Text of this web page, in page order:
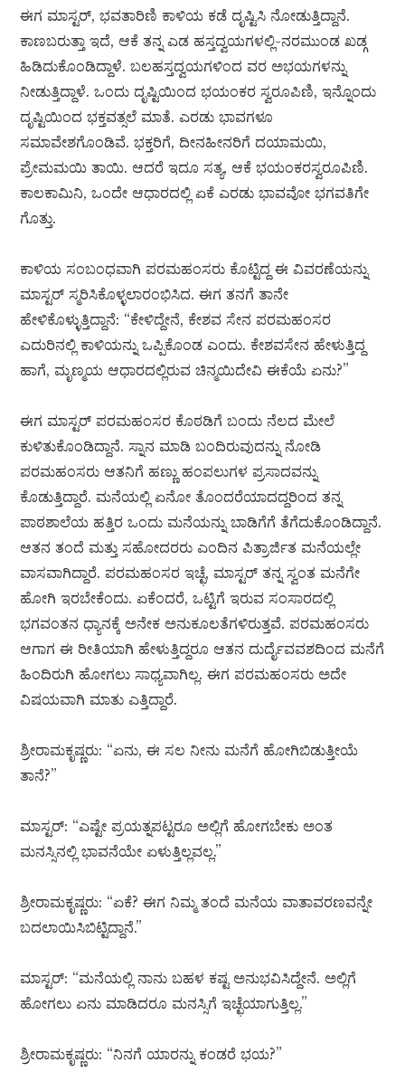
ಈಗ ಮಾಸ್ಟರ್, ಭವತಾರಿಣಿ ಕಾಳಿಯ ಕಡೆ ದೃಷ್ಟಿಸಿ ನೋಡುತ್ತಿದ್ದಾನೆ.
ಕಾಣಬರುತ್ತಾ ಇದೆ, ಆಕೆ ತನ್ನ ಎಡ ಹಸ್ತದ್ವಯಗಳಲ್ಲಿ-ನರಮುಂಡ ಖಡ್ಗ
ಹಿಡಿದುಕೊಂಡಿದ್ದಾಳೆ. ಬಲಹಸ್ತದ್ವಯಗಳಿಂದ ವರ ಅಭಯಗಳನ್ನು
ನೀಡುತ್ತಿದ್ದಾಳೆ. ಒಂದು ದೃಷ್ಟಿಯಿಂದ ಭಯಂಕರ ಸ್ವರೂಪಿಣಿ, ಇನ್ನೊಂದು
ದೃಷ್ಟಿಯಿಂದ ಭಕ್ತವತ್ಸಲೆ ಮಾತೆ. ಎರಡು ಭಾವಗಳೂ
ಸಮಾವೇಶಗೊಂಡಿವೆ. ಭಕ್ತರಿಗೆ, ದೀನಹೀನರಿಗೆ ದಯಾಮಯಿ,
ಪ್ರೇಮಮಯಿ ತಾಯಿ. ಆದರೆ ಇದೂ ಸತ್ಯ, ಆಕೆ ಭಯಂಕರಸ್ವರೂಪಿಣಿ.
ಕಾಲಕಾಮಿನಿ, ಒಂದೇ ಆಧಾರದಲ್ಲಿ ಏಕೆ ಎರಡು ಭಾವವೋ ಭಗವತಿಗೇ
ಗೊತ್ತು.
ಕಾಳಿಯ ಸಂಬಂಧವಾಗಿ ಪರಮಹಂಸರು ಕೊಟ್ಟಿದ್ದ ಈ ವಿವರಣೆಯನ್ನು
ಮಾಸ್ಟರ್ ಸ್ಮರಿಸಿಕೊಳ್ಳಲಾರಂಭಿಸಿದ. ಈಗ ತನಗೆ ತಾನೇ
ಹೇಳಿಕೊಳ್ಳುತ್ತಿದ್ದಾನೆ: “ಕೇಳಿದ್ದೇನೆ, ಕೇಶವ ಸೇನ ಪರಮಹಂಸರ
ಎದುರಿನಲ್ಲಿ ಕಾಳಿಯನ್ನು ಒಪ್ಪಿಕೊಂಡ ಎಂದು. ಕೇಶವಸೇನ ಹೇಳುತ್ತಿದ್ದ
ಹಾಗೆ, ಮೃಣ್ಮಯ ಆಧಾರದಲ್ಲಿರುವ ಚಿನ್ಮಯಿದೇವಿ ಈಕೆಯೆ ಏನು?”
ಈಗ ಮಾಸ್ಟರ್ ಪರಮಹಂಸರ ಕೊಠಡಿಗೆ ಬಂದು ನೆಲದ ಮೇಲೆ
ಕುಳಿತುಕೊಂಡಿದ್ದಾನೆ. ಸ್ನಾನ ಮಾಡಿ ಬಂದಿರುವುದನ್ನು ನೋಡಿ
ಪರಮಹಂಸರು ಆತನಿಗೆ ಹಣ್ಣು ಹಂಪಲುಗಳ ಪ್ರಸಾದವನ್ನು
ಕೊಡುತ್ತಿದ್ದಾರೆ. ಮನೆಯಲ್ಲಿ ಏನೋ ತೊಂದರೆಯಾದದ್ದರಿಂದ ತನ್ನ
ಪಾಠಶಾಲೆಯ ಹತ್ತಿರ ಒಂದು ಮನೆಯನ್ನು ಬಾಡಿಗೆಗೆ ತೆಗೆದುಕೊಂಡಿದ್ದಾನೆ.
ಆತನ ತಂದೆ ಮತ್ತು ಸಹೋದರರು ಎಂದಿನ ಪಿತ್ರಾರ್ಜಿತ ಮನೆಯಲ್ಲೇ
ವಾಸವಾಗಿದ್ದಾರೆ. ಪರಮಹಂಸರ ಇಚ್ಛೆ, ಮಾಸ್ಟರ್ ತನ್ನ ಸ್ವಂತ ಮನೆಗೇ
ಹೋಗಿ ಇರಬೇಕೆಂದು. ಏಕೆಂದರೆ, ಒಟ್ಟಿಗೆ ಇರುವ ಸಂಸಾರದಲ್ಲಿ
ಭಗವಂತನ ಧ್ಯಾನಕ್ಕೆ ಅನೇಕ ಅನುಕೂಲತೆಗಳಿರುತ್ತವೆ. ಪರಮಹಂಸರು
ಆಗಾಗ ಈ ರೀತಿಯಾಗಿ ಹೇಳುತ್ತಿದ್ದರೂ ಆತನ ದುರ್ದೈವವಶದಿಂದ ಮನೆಗೆ
ಹಿಂದಿರುಗಿ ಹೋಗಲು ಸಾಧ್ಯವಾಗಿಲ್ಲ. ಈಗ ಪರಮಹಂಸರು ಅದೇ
ವಿಷಯವಾಗಿ ಮಾತು ಎತ್ತಿದ್ದಾರೆ.
ಶ್ರೀರಾಮಕೃಷ್ಣರು: “ಏನು, ಈ ಸಲ ನೀನು ಮನೆಗೆ ಹೋಗಿಬಿಡುತ್ತೀಯೆ
ತಾನೆ?”
ಮಾಸ್ಟರ್: “ಎಷ್ಟೇ ಪ್ರಯತ್ನಪಟ್ಟರೂ ಅಲ್ಲಿಗೆ ಹೋಗಬೇಕು ಅಂತ
ಮನಸ್ಸಿನಲ್ಲಿ ಭಾವನೆಯೇ ಏಳುತ್ತಿಲ್ಲವಲ್ಲ.”
ಶ್ರೀರಾಮಕೃಷ್ಣರು: “ಏಕೆ? ಈಗ ನಿಮ್ಮ ತಂದೆ ಮನೆಯ ವಾತಾವರಣವನ್ನೇ
ಬದಲಾಯಿಸಿಬಿಟ್ಟಿದ್ದಾನೆ.”
ಮಾಸ್ಟರ್: “ಮನೆಯಲ್ಲಿ ನಾನು ಬಹಳ ಕಷ್ಟ ಅನುಭವಿಸಿದ್ದೇನೆ. ಅಲ್ಲಿಗೆ
ಹೋಗಲು ಏನು ಮಾಡಿದರೂ ಮನಸ್ಸಿಗೆ ಇಚ್ಛೆಯಾಗುತ್ತಿಲ್ಲ.”
ಶ್ರೀರಾಮಕೃಷ್ಣರು: “ನಿನಗೆ ಯಾರನ್ನು ಕಂಡರೆ ಭಯ?”